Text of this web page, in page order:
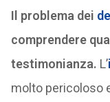
Il problema dei
comprendere
testimonianza. L’
molto pericoloso